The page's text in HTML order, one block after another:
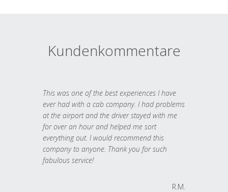
Kundenkommentare
This was one of the best experiences I have
ever had with a cab company. I had problems
at the airport and the driver stayed with me
for over an hour and helped me sort
everything out. I would recommend this
company to anyone. Thank you for such
fabulous service!
R.M.